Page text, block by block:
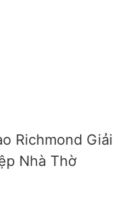
Richmond Giải
Nhà Thờ